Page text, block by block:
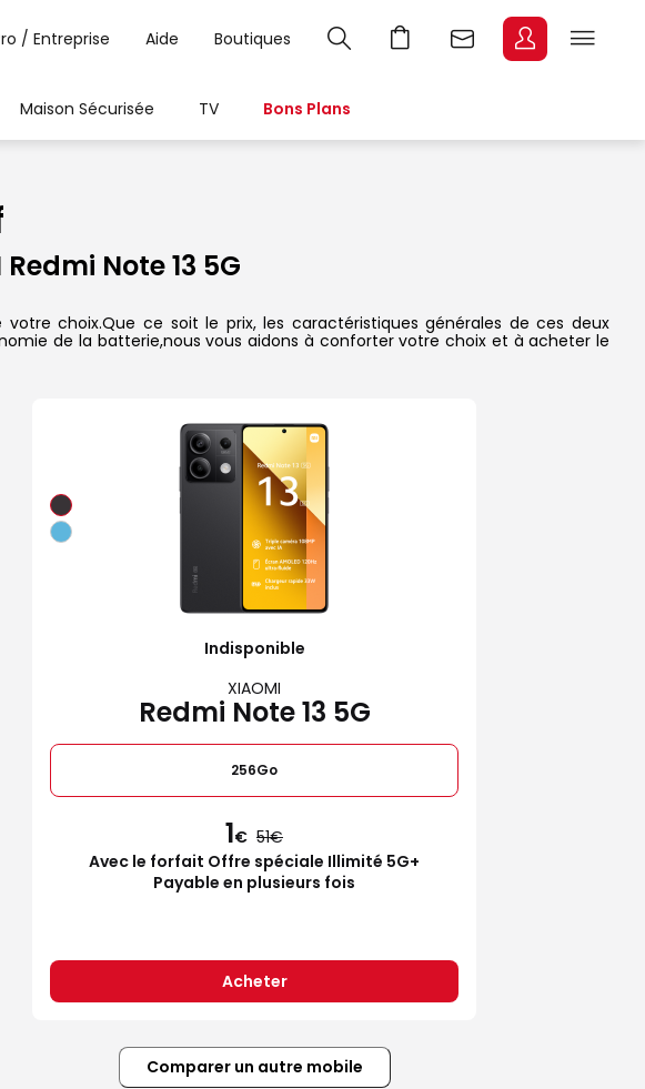
/ Entreprise Aide Boutiques
Maison Sécurisée TV Bons Plans
Redmi Note 13 5G
votre choix.Que ce soit le prix, les caractéristiques générales de ces deux
de la batterie,nous vous aidons à conforter votre choix et à acheter le
Indisponible
XIAOMI
Redmi Note 13 5G
256Go
1€ 51
Avec le forfait Offre spéciale Illimité 5G+
Payable en plusieurs fois
Acheter
Comparer un autre mobile